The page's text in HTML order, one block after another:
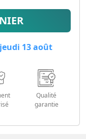
jeudi 13 août
Qualité
garantie